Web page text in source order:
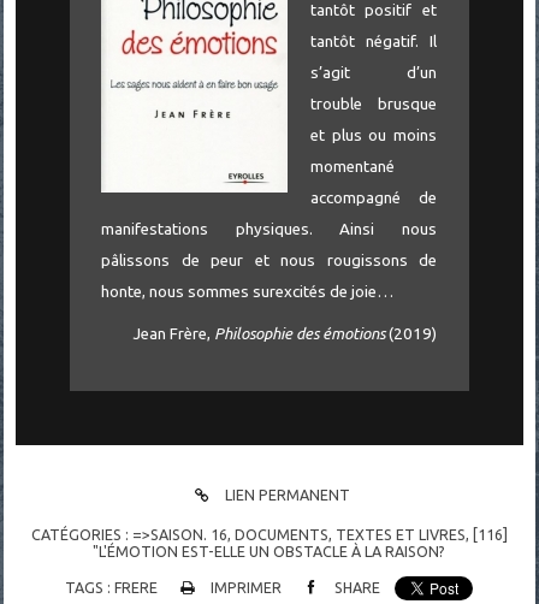
tantôt positif et
tantôt négatif. Il
s’agit d’un
trouble brusque
et plus ou moins
momentané
accompagné de
manifestations physiques. Ainsi nous
pâlissons de peur et nous rougissons de
honte, nous sommes surexcités de joie…
Jean Frère, Philosophie des émotions(2019)
LIEN PERMANENT
CATÉGORIES : =>SAISON. 16, DOCUMENTS, TEXTES ET LIVRES,
[116]
"L'ÉMOTION EST-ELLE UN OBSTACLE À LA RAISON?
TAGS :FRERE IMPRIMER SHARE